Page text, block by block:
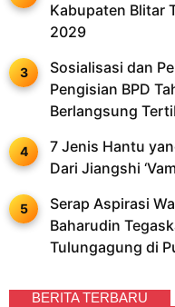
Kabupaten Blitar
2029
Sosialisasi dan
Pengisian BPD
Berlangsung
7 Jenis Hantu
Dari Jiangshi
Serap Aspirasi
Baharudin
Tulungagung di
BERITA TERBARU